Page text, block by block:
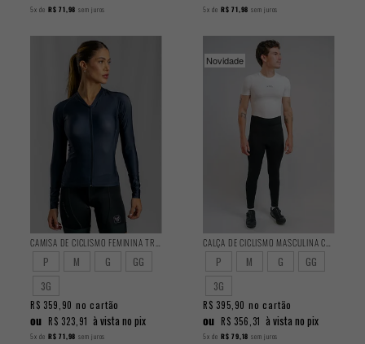
5x de R$ 71,98 sem juros 5x de R$ 71,98 sem juros
P M G
GG
3G
R$ 359,90 no cartão
ou R$ 323,91 à vista no pix
5x de R$ 71,98 sem juros
Novidade
P M G
GG
3G
R$ 395,90 no cartão
ou R$ 356,31 à vista no pix
5x de R$ 79,18 sem juros